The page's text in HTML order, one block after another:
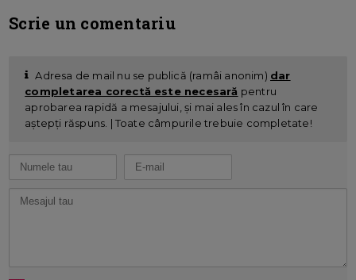
Scrie un comentariu
Adresa de mail nu se publică (ramâi anonim) dar
completarea corectă este necesară pentru
aprobarea rapidă a mesajului, și mai ales în cazul în care
aștepți răspuns. | Toate câmpurile trebuie completate!